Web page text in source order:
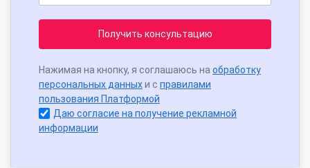
Получить консультацию
Нажимая на кнопку, я соглашаюсь на обработку
персональных данныхи с правилами
пользования Платформой
Даю согласие на получение рекламной
информации